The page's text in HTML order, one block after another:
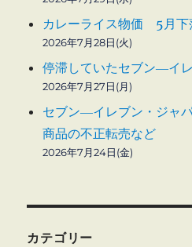
カレーライス物価 5月下
2026年7月28日(火)
停滞していたセブン―イ
2026年7月27日(月)
セブン―イレブン・ジャ
商品の不正転売など
2026年7月24日(金)
カテゴリー